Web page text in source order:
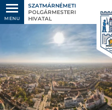
MENU
SZATMÁRNÉMETI
POLGÁRMESTERI
HIVATAL